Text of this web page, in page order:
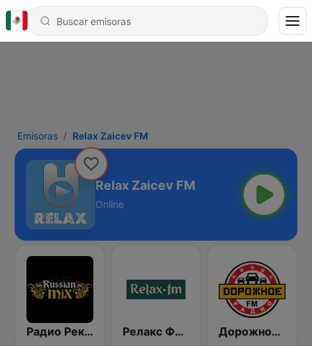
Emisoras Relax Zaicev FM
Relax Zaicev FM
Online
Радио Рекорд Russian Mix (Radio Record Russian Mix) Релакс ФМ (Relax FM 90.8) Дорожное Радио (Dorojnoe Radio)